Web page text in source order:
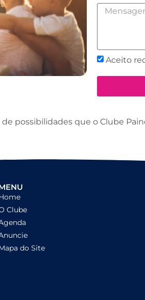
Aceito
possibilidades que o Clube
Clube
do Site